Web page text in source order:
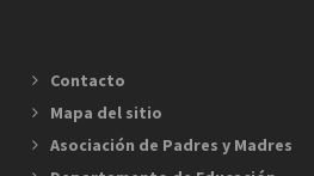
Contacto
Mapa del sitio
Asociación de Padres y Madres